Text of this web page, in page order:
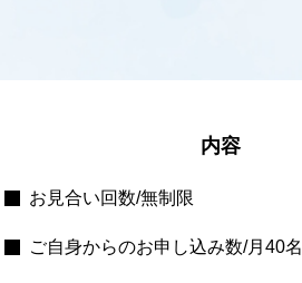
内容
お見合い回数/無制限
ご自身からのお申し込み数/月40名